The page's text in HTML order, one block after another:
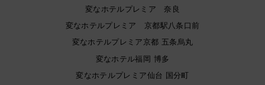
変なホテルプレミア 奈良
変なホテルプレミア 京都駅八条口前
変なホテルプレミア京都 五条烏丸
変なホテル福岡 博多
変なホテルプレミア仙台 国分町